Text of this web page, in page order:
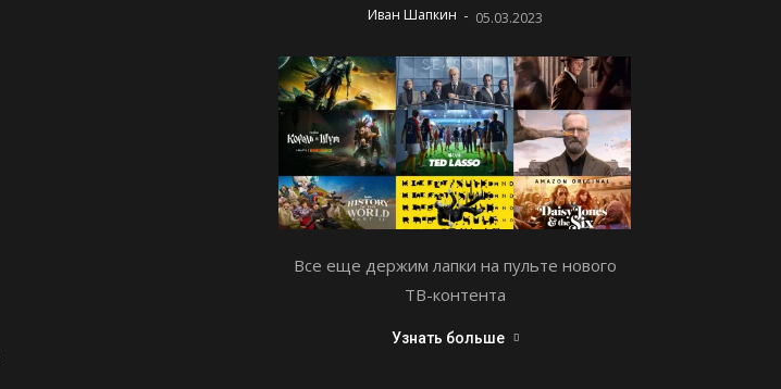
Иван Шапкин - 05.03.2023
Все еще держим лапки на пульте нового
ТВ-контента
Узнать больше